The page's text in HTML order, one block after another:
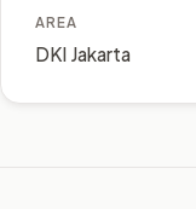
AREA
DKI Jakarta